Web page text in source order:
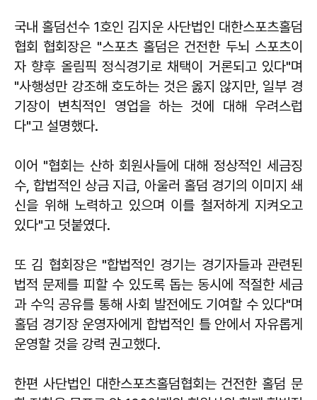
국내 홀덤선수 1호인 김지운 사단법인 대한스포츠홀덤
협회 협회장은 "스포츠 홀덤은 건전한 두뇌 스포츠이
자 향후 올림픽 정식경기로 채택이 거론되고 있다"며
"사행성만 강조해 호도하는 것은 옳지 않지만, 일부 경
기장이 변칙적인 영업을 하는 것에 대해 우려스럽
다"고 설명했다.
이어 "협회는 산하 회원사들에 대해 정상적인 세금징
수, 합법적인 상금 지급, 아울러 홀덤 경기의 이미지 쇄
신을 위해 노력하고 있으며 이를 철저하게 지켜오고
있다"고 덧붙였다.
또 김 협회장은 "합법적인 경기는 경기자들과 관련된
법적 문제를 피할 수 있도록 돕는 동시에 적절한 세금
과 수익 공유를 통해 사회 발전에도 기여할 수 있다"며
홀덤 경기장 운영자에게 합법적인 틀 안에서 자유롭게
운영할 것을 강력 권고했다.
한편 사단법인 대한스포츠홀덤협회는 건전한 홀덤 문